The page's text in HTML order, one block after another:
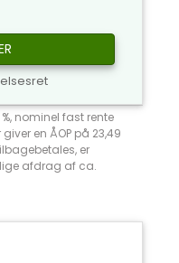
nominel fast rente
en ÅOP på 23,49
er
afdrag af ca.